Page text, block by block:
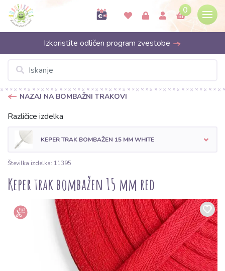
0
Izkoristite odličen program zvestobe
NAZAJ NA BOMBAŽNI TRAKOVI
Različice izdelka
KEPER TRAK BOMBAŽEN 15 MM WHITE
Številka izdelka: 11395
Keper trak bombažen 15 mm red